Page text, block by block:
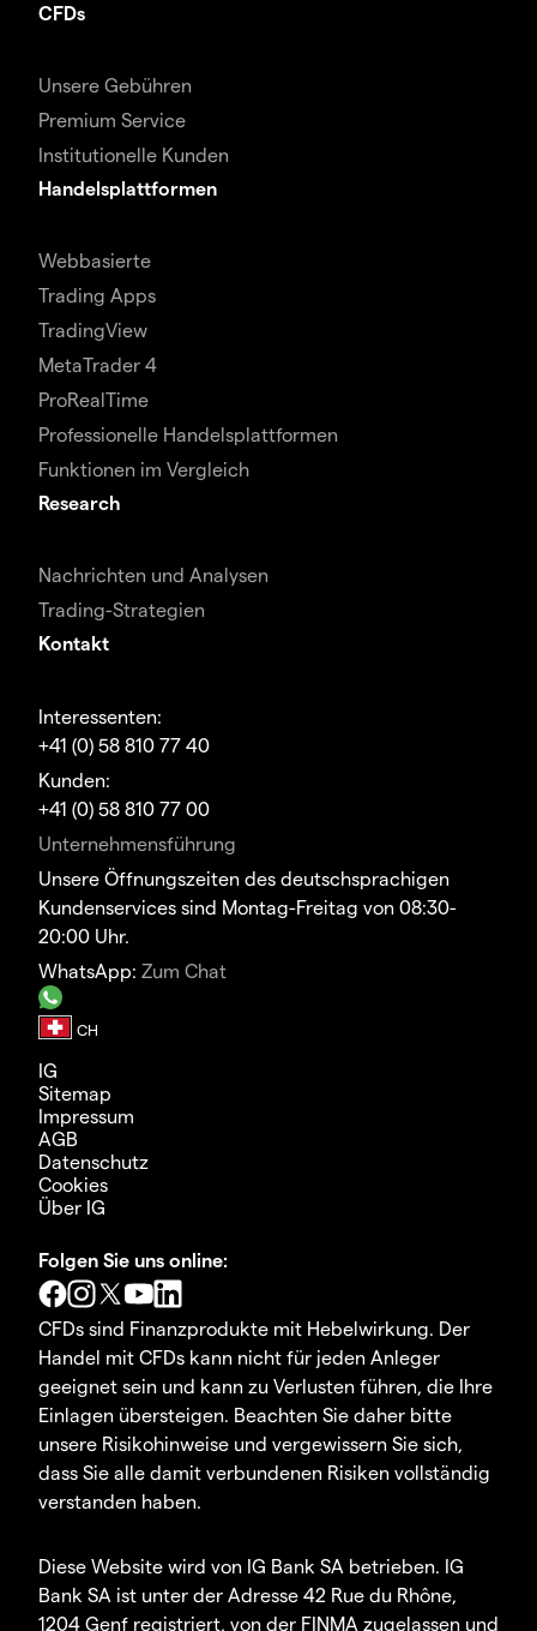
CFDs
Unsere Gebühren
Premium Service
Institutionelle Kunden
Handelsplattformen
Webbasierte
Trading Apps
TradingView
MetaTrader 4
ProRealTime
Professionelle Handelsplattformen
Funktionen im Vergleich
Research
Nachrichten und Analysen
Trading-Strategien
Kontakt
Interessenten:
+41 (0) 58 810 77 40
Kunden:
+41 (0) 58 810 77 00
Unternehmensführung
Unsere Öffnungszeiten des deutschsprachigen
Kundenservices sind Montag-Freitag von 08:30-
20:00 Uhr.
WhatsApp: Zum Chat
IG
Sitemap
Impressum
AGB
Datenschutz
Cookies
Über IG
Folgen Sie uns online:
CFDs sind Finanzprodukte mit Hebelwirkung. Der
Handel mit CFDs kann nicht für jeden Anleger
geeignet sein und kann zu Verlusten führen, die Ihre
Einlagen übersteigen. Beachten Sie daher bitte
unsere Risikohinweise und vergewissern Sie sich,
dass Sie alle damit verbundenen Risiken vollständig
verstanden haben.
Diese Website wird von IG Bank SA betrieben. IG
Bank SA ist unter der Adresse 42 Rue du Rhône,
1204 Genf registriert, von der FINMA zugelassen und